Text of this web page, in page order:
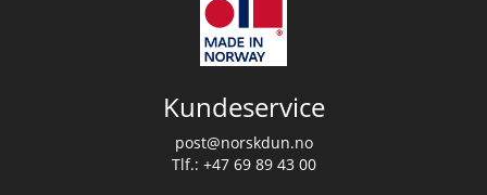
Kundeservice
post@norskdun.no
Tlf.: +47 69 89 43 00